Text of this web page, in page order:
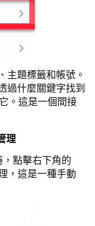
主題標籤和帳號。
過什麼關鍵字找到
。這是一個間接
理
點擊右下角的
，這是一種手動